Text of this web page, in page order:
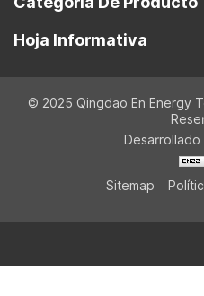
Hoja Informativa
© 2025 Qingdao En Energy
Sitemap